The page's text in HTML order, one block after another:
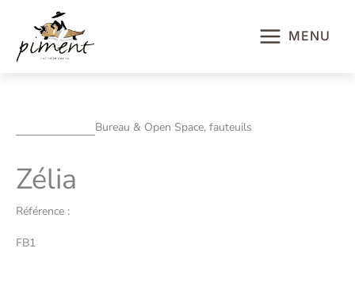
contenu
MENU
Bureau & Open Space, fauteuils
Zélia
Référence :
FB1